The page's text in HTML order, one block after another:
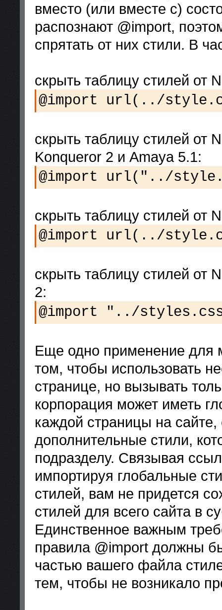
вместо (или вместе с)
распознают @import,
спрятать от них стили. В
скрыть таблицу стилей от
@import url(../
скрыть таблицу стилей от
Konqueror 2 и Amaya 5.1:
@import url("../
скрыть таблицу стилей от
@import url(../
скрыть таблицу стилей от
2:
@import "../
Еще одно применение для
том, чтобы использовать
странице, но вызывать
корпорация может иметь
каждой страницы на
дополнительные стили,
подразделу. Связывая
импортируя глобальные
стилей, вам не придется
стилей для всего сайта в
Единственное важным
правила @import должны
частью вашего файла
тем, чтобы не возникало